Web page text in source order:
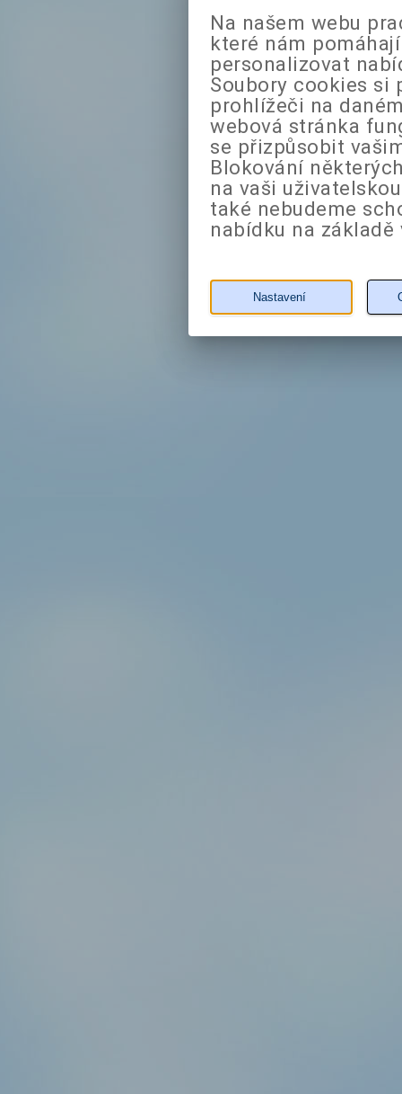
Na našem webu
které nám
personalizovat
Soubory cookies si
prohlížeči na
webová stránka
se přizpůsobit
Blokování
na vaši
také nebudeme
nabídku na
Nastavení